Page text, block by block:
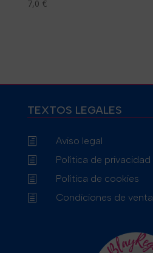
7,0 €
TEXTOS LEGALES
h Aviso legal
h Política de privacidad
h Política de cookies
h Condiciones de venta